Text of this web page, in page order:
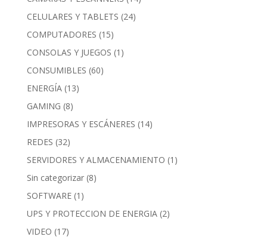
CELULARES Y TABLETS (24)
COMPUTADORES (15)
CONSOLAS Y JUEGOS (1)
CONSUMIBLES (60)
ENERGÍA (13)
GAMING (8)
IMPRESORAS Y ESCÁNERES (14)
REDES (32)
SERVIDORES Y ALMACENAMIENTO (1)
Sin categorizar (8)
SOFTWARE (1)
UPS Y PROTECCION DE ENERGIA (2)
VIDEO (17)